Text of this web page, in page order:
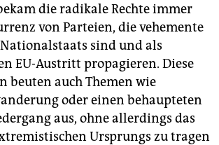
die radikale Rechte immer
von Parteien, die vehemente
sind und als
EU-Austritt propagieren. Diese
beuten auch Themen wie
oder einen behaupteten
aus, ohne allerdings das
Ursprungs zu tragen